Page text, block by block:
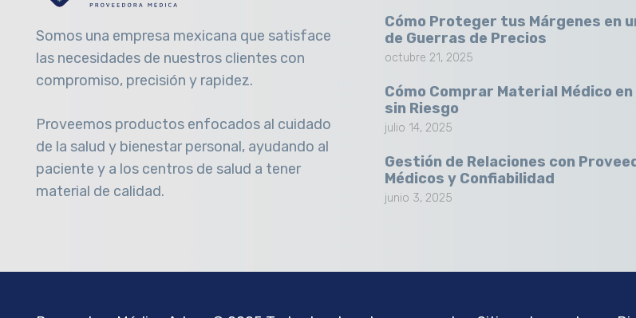
Somos una empresa mexicana que satisface
las necesidades de nuestros clientes con
compromiso, precisión y rapidez.
Proveemos productos enfocados al cuidado
de la salud y bienestar personal, ayudando al
paciente y a los centros de salud a tener
material de calidad.
Cómo Proteger tus Márgenes en
de Guerras de Precios
octubre 21, 2025
Cómo Comprar Material Médico en
sin Riesgo
julio 14, 2025
Gestión de Relaciones con
Médicos y Confiabilidad
junio 3, 2025